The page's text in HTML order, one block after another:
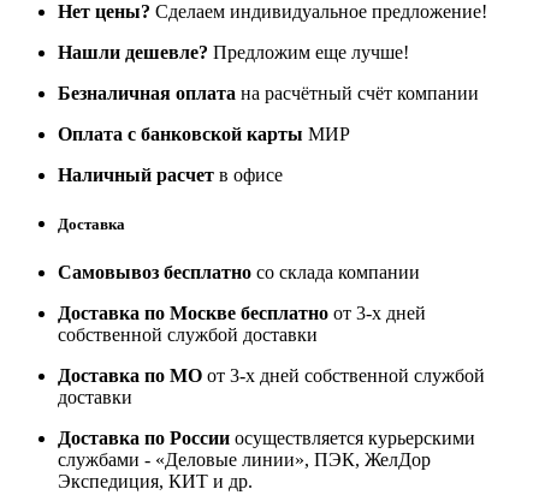
Нет цены? Сделаем индивидуальное предложение!
Нашли дешевле? Предложим еще лучше!
Безналичная оплата на расчётный счёт компании
Оплата с банковской карты МИР
Наличный расчет в офисе
Доставка
Самовывоз бесплатно со склада компании
Доставка по Москве бесплатно от 3-х дней
собственной службой доставки
Доставка по МО от 3-х дней собственной службой
доставки
Доставка по России осуществляется курьерскими
службами - «Деловые линии», ПЭК, ЖелДор
Экспедиция, КИТ и др.